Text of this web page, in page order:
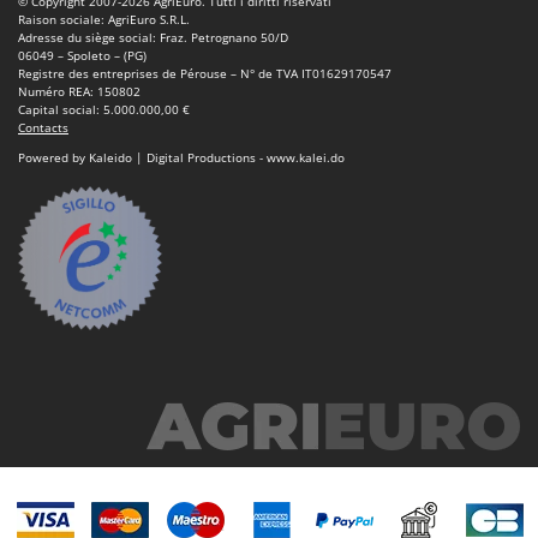
Machines pour la transformation des fruits
Machines sous vide
Motobineuses
Motoculteurs
Motofaucheuses
Motopompes pour irrigation
Moulins à céréales électriques
Moulins à farine
Nettoyeurs et Balais à vapeur
Nettoyeurs tapis, moquettes et tapisseries
P
Peignes vibreurs et Secoueurs à olives
Pelles rétros pour tracteur
Famur
FARMER
FBC
Ferrari Group
Ferroni
Ferrua
FIAC
FIEM
Fimar
Forest Master
Raison sociale: AgriEuro S.R.L.
Adresse du siège social: Fraz. Petrognano 50/D
06049 – Spoleto – (PG)
Registre des entreprises de Pérouse – N° de TVA IT01629170547
Numéro REA: 150802
Capital social: 5.000.000,00 €
Contacts
Powered by Kaleido | Digital Productions - www.kalei.do